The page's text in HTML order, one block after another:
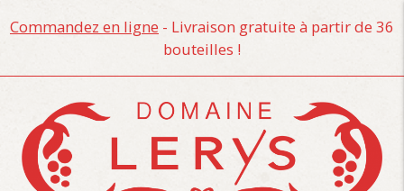
Commandez en ligne - Livraison gratuite à partir de 36
bouteilles !